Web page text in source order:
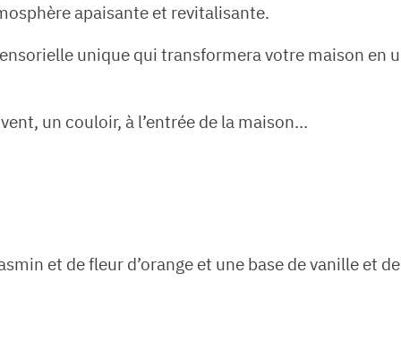
apaisante et revitalisante.
unique qui transformera votre maison en
un couloir, à l’entrée de la maison…
et de fleur d’orange et une base de vanille et de